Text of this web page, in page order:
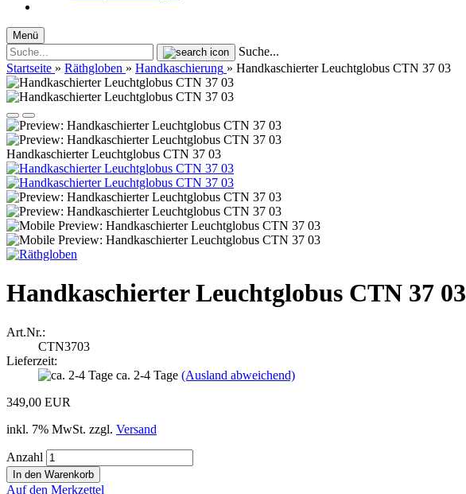
Menü
Suche...
Startseite » Räthgloben » Handkaschierung » Handkaschierter Leuchtglobus CTN 37 03
Handkaschierter Leuchtglobus CTN 37 03
Handkaschierter Leuchtglobus CTN 37 03
Art.Nr.:
CTN3703
Lieferzeit:
ca. 2-4 Tage (Ausland abweichend)
349,00 EUR
inkl. 7% MwSt. zzgl. Versand
Anzahl
Auf den Merkzettel